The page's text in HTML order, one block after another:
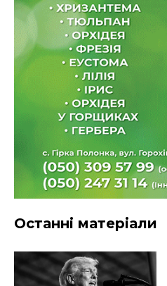
Останні матеріали